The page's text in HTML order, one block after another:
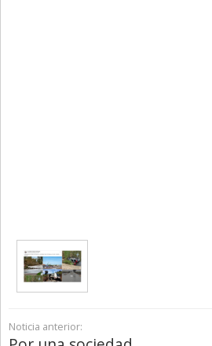
Noticia anterior: